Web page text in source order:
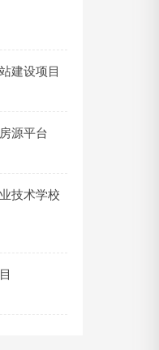
建设项目
源平台
技术学校